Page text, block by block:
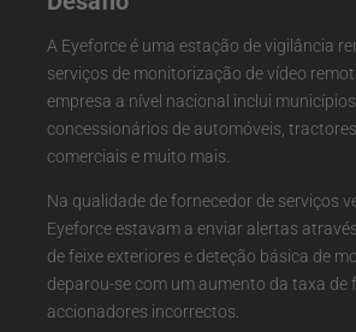
A Eyeforce é uma estação de vigilância
serviços de monitorização de vídeo
empresa a nível nacional inclui
concessionários de automóveis,
comerciais e muito mais.
Na qualidade de fornecedor de serviços
Eyeforce estavam a enviar alertas
de feixe exteriores e deteção básica de
deparou-se com um aumento da taxa
accionadores incorrectos.